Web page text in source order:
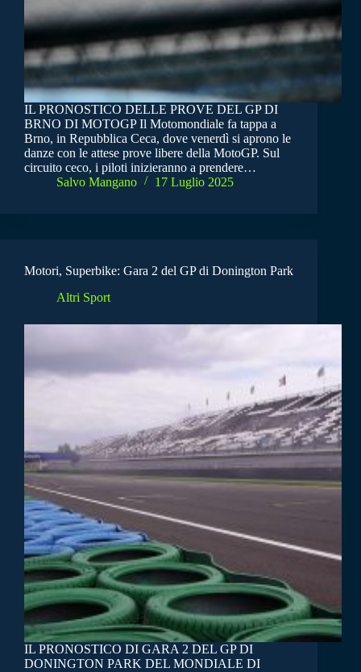
IL PRONOSTICO DELLE PROVE DEL GP DI
BRNO DI MOTOGP Il Motomondiale fa tappa a
Brno, in Repubblica Ceca, dove venerdì si aprono le
danze con le attese prove libere della MotoGP. Sul
circuito ceco, i piloti inizieranno a prendere…
Salvo Mangano
17 Luglio 2025
Motori, Superbike: Gara 2 del GP di Donington Park
Altri Sport
IL PRONOSTICO DI GARA 2 DEL GP DI
DONINGTON PARK DEL MONDIALE DI